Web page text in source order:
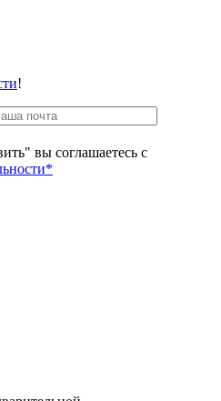
!
вы соглашаетесь с